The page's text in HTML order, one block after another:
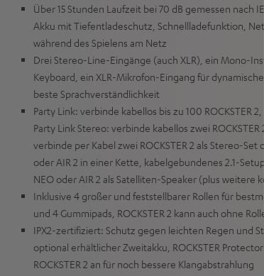
Über 15 Stunden Laufzeit bei 70 dB gemessen
Akku mit Tiefentladeschutz, Schnellladefunktion,
während des Spielens am Netz
Drei Stereo-Line-Eingänge (auch XLR), ein Mono-
Keyboard, ein XLR-Mikrofon-Eingang für
beste Sprachverständlichkeit
Party Link: verbinde kabellos bis zu 100 ROCKSTER 2,
Party Link Stereo: verbinde kabellos zwei ROCKSTER
verbinde per Kabel zwei ROCKSTER 2 als Stereo-Set
oder AIR 2 in einer Kette, kabelgebundenes 2.1-
NEO oder AIR 2 als Satelliten-Speaker (plus weitere
Inklusive 4 großer und feststellbarer Rollen für
und 4 Gummipads, ROCKSTER 2 kann auch ohne
IPX2-zertifiziert: Schutz gegen leichten Regen und
optional erhältlicher Zweitakku, ROCKSTER
ROCKSTER 2 an für noch bessere Klangabstrahlung